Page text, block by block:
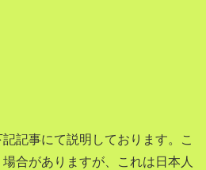
記事にて説明しております。こ
合がありますが、これは日本人